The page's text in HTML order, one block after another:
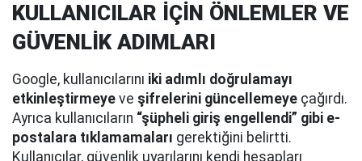
KULLANICILAR İÇİN ÖNLEMLER VE
GÜVENLİK ADIMLARI
Google, kullanıcılarını iki adımlı doğrulamayı
etkinleştirmeye ve şifrelerini güncellemeye çağırdı.
Ayrıca kullanıcıların “şüpheli giriş engellendi” gibi e-
postalara tıklamamaları gerektiğini belirtti.
Kullanıcılar, güvenlik uyarılarını kendi hesapları